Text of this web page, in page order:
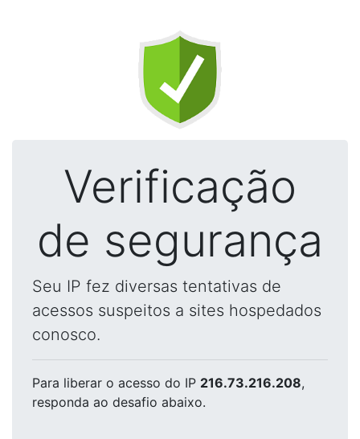
Verificação
de segurança
Seu IP fez diversas tentativas de
acessos suspeitos a sites hospedados
conosco.
Para liberar o acesso do IP 216.73.216.208,
responda ao desafio abaixo.